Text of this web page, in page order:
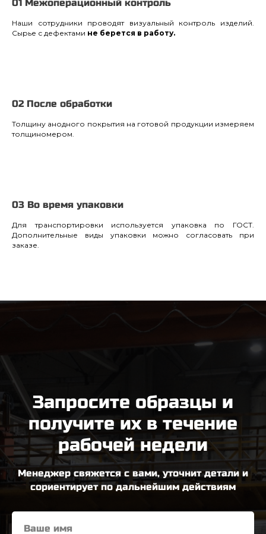
01 Межоперационный контроль
Наши сотрудники проводят визуальный контроль изделий.
Сырье с дефектами не берется в работу.
02 После обработки
Толщину анодного покрытия на готовой продукции измеряем
толщиномером.
03 Во время упаковки
Для транспортировки используется упаковка по ГОСТ.
Дополнительные виды упаковки можно согласовать при
заказе.
Запросите образцы и
получите их в течение
рабочей недели
Менеджер свяжется с вами, уточнит детали и
сориентирует по дальнейшим действиям